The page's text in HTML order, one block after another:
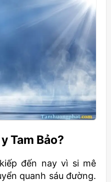
Tam Bảo?
đến nay vì si mê
quanh sáu đường.